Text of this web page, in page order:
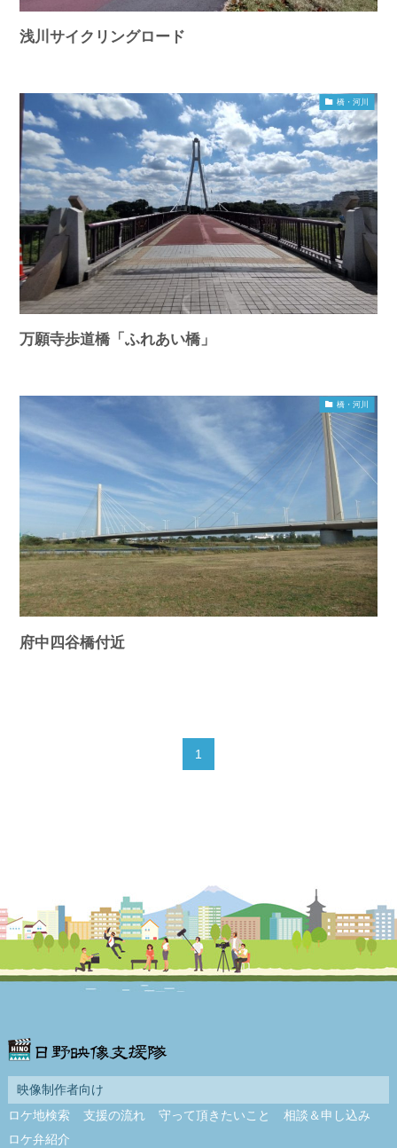
浅川サイクリングロード
橋・河川
万願寺歩道橋「ふれあい橋」
橋・河川
府中四谷橋付近
1
映像制作者向け
ロケ地検索
支援の流れ 守って頂きたいこと
相談＆申し込み
ロケ弁紹介